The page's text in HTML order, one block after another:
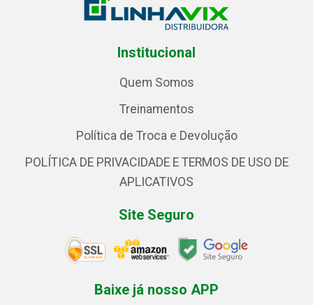
Institucional
Quem Somos
Treinamentos
Política de Troca e Devolução
POLÍTICA DE PRIVACIDADE E TERMOS DE USO DE
APLICATIVOS
Site Seguro
Baixe já nosso APP